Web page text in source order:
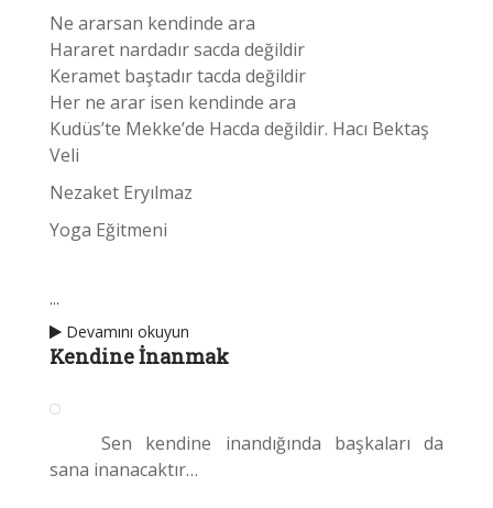
Ne ararsan kendinde ara
Hararet nardadır sacda değildir
Keramet baştadır tacda değildir
Her ne arar isen kendinde ara
Kudüs’te Mekke’de Hacda değildir. Hacı Bektaş
Veli
Nezaket Eryılmaz
Yoga Eğitmeni
...
Devamını okuyun
Kendine İnanmak
Sen kendine inandığında başkaları da
sana inanacaktır…